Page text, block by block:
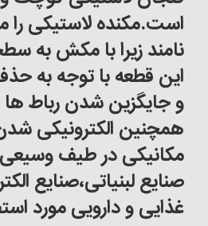
است.مکنده لاستیکی را
نامند زیرا با مکش به
این قطعه با توجه به
و جایگزین شدن رباط ها
همچنین الکترونیکی
مکانیکی در طیف وسیعی
صنایع لبنیاتی،صنایع
غذایی و دارویی مورد